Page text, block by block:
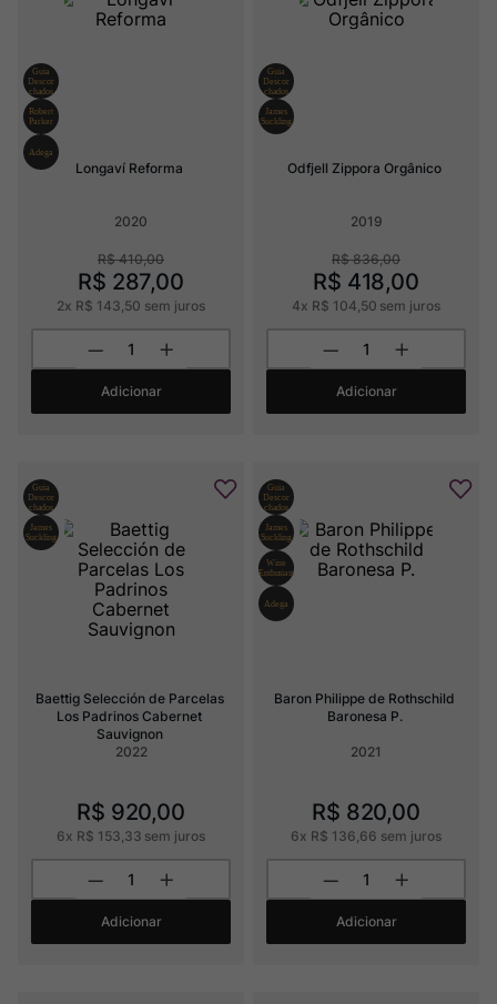
Longaví Reforma
2020
R$ 410,00
R$ 287,00
2x R$ 143,50 sem juros
Adicionar
Odfjell Zippora Orgânico
2019
R$ 836,00
R$ 418,00
4x R$ 104,50 sem juros
Adicionar
Baettig Selección de Parcelas
Los Padrinos Cabernet
Sauvignon
2022
R$ 920,00
6x R$ 153,33 sem juros
Adicionar
Baron Philippe de Rothschild
Baronesa P.
2021
R$ 820,00
6x R$ 136,66 sem juros
Adicionar